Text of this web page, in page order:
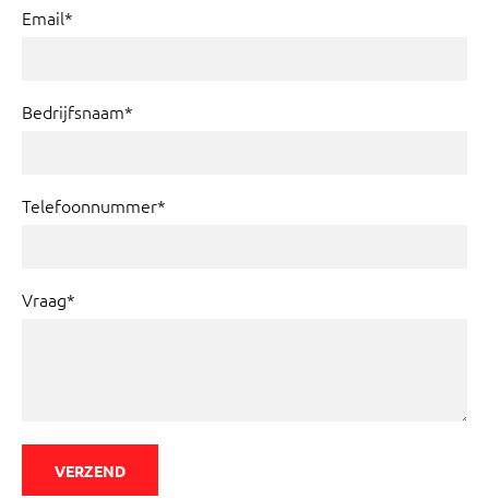
Email*
Bedrijfsnaam*
Telefoonnummer*
Vraag*
VERZEND